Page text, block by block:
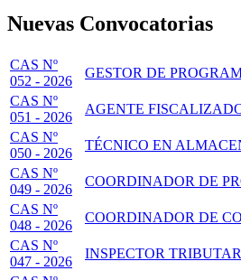
Nuevas Convocatorias
CAS Nº
052 - 2026
GESTOR DE
CAS Nº
051 - 2026
AGENTE
CAS Nº
050 - 2026
TÉCNICO EN
CAS Nº
049 - 2026
COORDINADOR DE
CAS Nº
048 - 2026
COORDINADOR DE
CAS Nº
047 - 2026
INSPECTOR